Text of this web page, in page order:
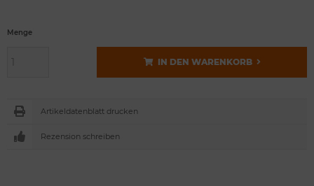
Menge
IN DEN WARENKORB
Artikeldatenblatt drucken
Rezension schreiben